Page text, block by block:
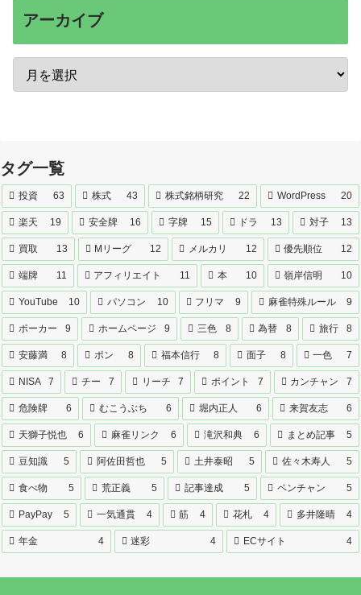
アーカイブ
タグ一覧
投資 63 株式 43 株式銘柄研究 22 WordPress 20
楽天 19 安全牌 16 字牌 15 ドラ 13 対子 13
買取 13 Mリーグ 12 メルカリ 12 優先順位 12
端牌 11 アフィリエイト 11 本 10 嶺岸信明 10
YouTube 10 パソコン 10 フリマ 9 麻雀特殊ルール 9
ポーカー 9 ホームページ 9 三色 8 為替 8 旅行 8
安藤満 8 ポン 8 福本信行 8 面子 8 一色 7
NISA 7 チー 7 リーチ 7 ポイント 7 カンチャン 7
危険牌 6 むこうぶち 6 堀内正人 6 来賀友志 6
天獅子悦也 6 麻雀リンク 6 滝沢和典 6 まとめ記事 5
豆知識 5 阿佐田哲也 5 土井泰昭 5 佐々木寿人 5
食べ物 5 荒正義 5 記事達成 5 ペンチャン 5
PayPay 5 一気通貫 4 筋 4 花札 4 多井隆晴 4
年金 4 迷彩 4 ECサイト 4